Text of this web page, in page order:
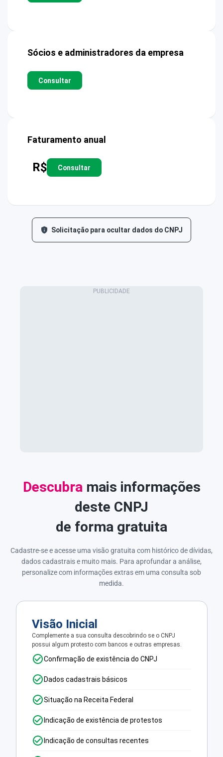
Sócios e administradores da empresa
Consultar
Faturamento anual
R$ Consultar
Solicitação para ocultar dados do CNPJ
Descubramais informações
deste CNPJ
de forma gratuita
Cadastre-se e acesse uma visão gratuita com histórico de dívidas,
dados cadastrais e muito mais. Para aprofundar a análise,
personalize com informações extras em uma consulta sob
medida.
Visão Inicial
Complemente a sua consulta descobrindo se o CNPJ
possui algum protesto com bancos e outras empresas.
Confirmação de existência do CNPJ
Dados cadastrais básicos
Situação na Receita Federal
Indicação de existência de protestos
Indicação de consultas recentes